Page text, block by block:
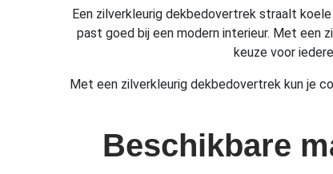
Een zilverkleurig dekbedovertrek straalt
past goed bij een modern interieur. Met een
keuze voor
Met een zilverkleurig dekbedovertrek kun je
Beschikbare